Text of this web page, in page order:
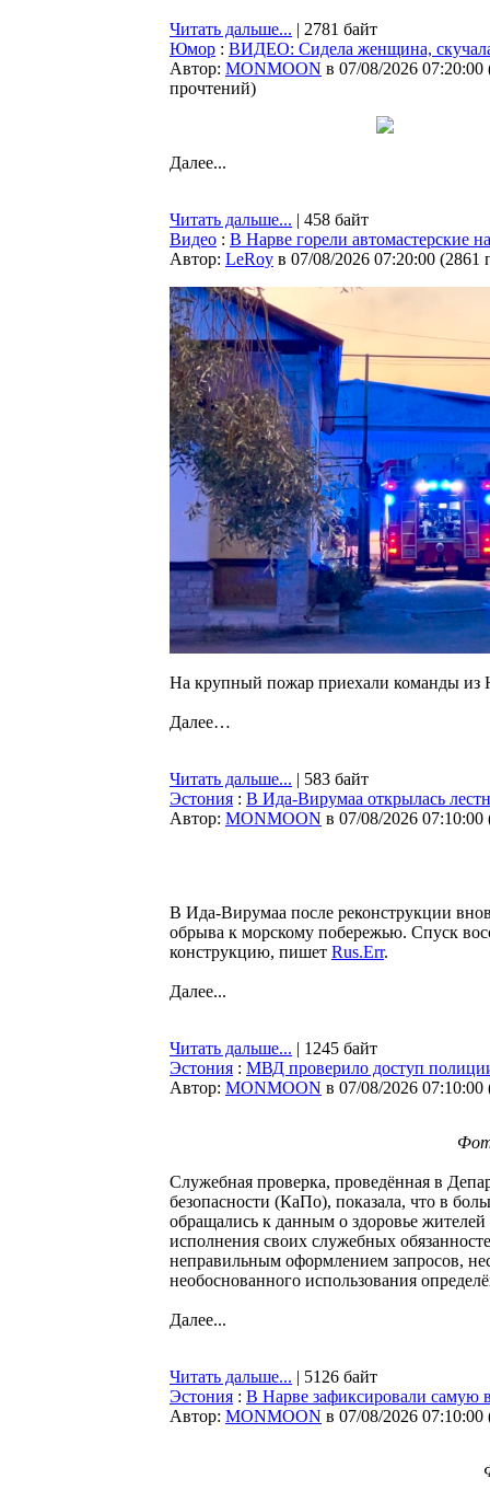
Читать дальше... | 2781 байт
Юмор : ВИДЕО: Сидела женщина,
Автор: MONMOON в 07/08/2026 07:20:00
прочтений)
Далее...
Читать дальше... | 458 байт
Видео : В Нарве горели автомастерские
Автор: LeRoy в 07/08/2026 07:20:00 (2861
На крупный пожар приехали команды
Далее…
Читать дальше... | 583 байт
Эстония : В Ида-Вирумаа открылась
Автор: MONMOON в 07/08/2026 07:10:00
В Ида-Вирумаа после реконструкции
обрыва к морскому побережью. Спуск
конструкцию, пишет Rus.Err.
Далее...
Читать дальше... | 1245 байт
Эстония : МВД проверило доступ
Автор: MONMOON в 07/08/2026 07:10:00
Служебная проверка, проведённая в
безопасности (КаПо), показала, что в
обращались к данным о здоровье
исполнения своих служебных
неправильным оформлением запросов,
необоснованного использования
Далее...
Читать дальше... | 5126 байт
Эстония : В Нарве зафиксировали самую
Автор: MONMOON в 07/08/2026 07:10:00